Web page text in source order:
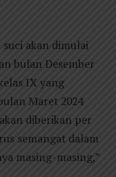
akan dimulai
bulan Desember
IX yang
Maret 2024
diberikan per
semangat dalam
masing-masing,”